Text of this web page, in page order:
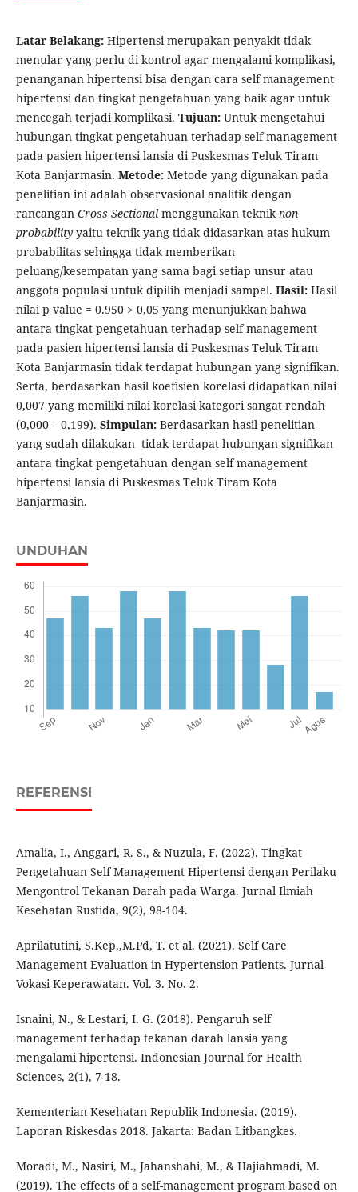
Latar Belakang: Hipertensi merupakan penyakit tidak
menular yang perlu di kontrol agar mengalami komplikasi,
penanganan hipertensi bisa dengan cara self management
hipertensi dan tingkat pengetahuan yang baik agar untuk
mencegah terjadi komplikasi. Tujuan: Untuk mengetahui
hubungan tingkat pengetahuan terhadap self management
pada pasien hipertensi lansia di Puskesmas Teluk Tiram
Kota Banjarmasin. Metode: Metode yang digunakan pada
penelitian ini adalah observasional analitik dengan
rancangan Cross Sectionalmenggunakan tekniknon
probability yaitu teknik yang tidak didasarkan atas hukum
probabilitas sehingga tidak memberikan
peluang/kesempatan yang sama bagi setiap unsur atau
anggota populasi untuk dipilih menjadi sampel. Hasil: Hasil
nilai p value = 0.950 > 0,05 yang menunjukkan bahwa
antara tingkat pengetahuan terhadap self management
pada pasien hipertensi lansia di Puskesmas Teluk Tiram
Kota Banjarmasin tidak terdapat hubungan yang signifikan.
Serta, berdasarkan hasil koefisien korelasi didapatkan nilai
0,007 yang memiliki nilai korelasi kategori sangat rendah
(0,000 – 0,199). Simpulan: Berdasarkan hasil penelitian
yang sudah dilakukan tidak terdapat hubungan signifikan
antara tingkat pengetahuan dengan self management
hipertensi lansia di Puskesmas Teluk Tiram Kota
Banjarmasin.
UNDUHAN
REFERENSI
Amalia, I., Anggari, R. S., & Nuzula, F. (2022). Tingkat
Pengetahuan Self Management Hipertensi dengan Perilaku
Mengontrol Tekanan Darah pada Warga. Jurnal Ilmiah
Kesehatan Rustida, 9(2), 98-104.
Aprilatutini, S.Kep.,M.Pd, T. et al. (2021). Self Care
Management Evaluation in Hypertension Patients. Jurnal
Vokasi Keperawatan. Vol. 3. No. 2.
Isnaini, N., & Lestari, I. G. (2018). Pengaruh self
management terhadap tekanan darah lansia yang
mengalami hipertensi. Indonesian Journal for Health
Sciences, 2(1), 7-18.
Kementerian Kesehatan Republik Indonesia. (2019).
Laporan Riskesdas 2018. Jakarta: Badan Litbangkes.
Moradi, M., Nasiri, M., Jahanshahi, M., & Hajiahmadi, M.
(2019). The effects of a self-management program based on